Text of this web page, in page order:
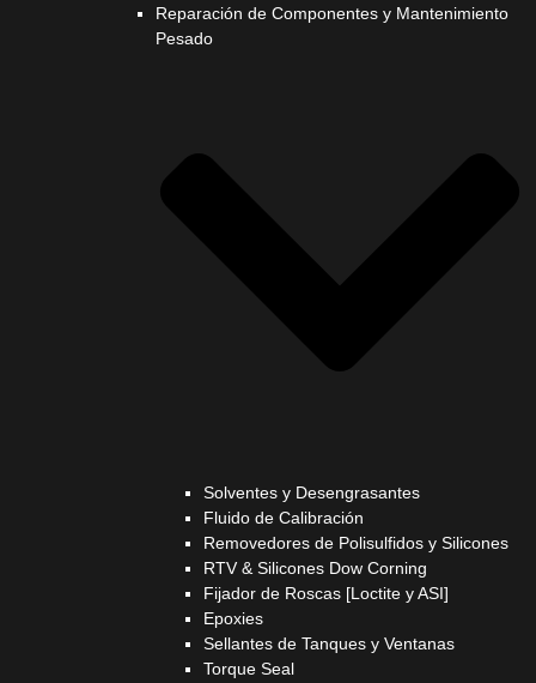
Reparación de Componentes y Mantenimiento
Pesado
Solventes y Desengrasantes
Fluido de Calibración
Removedores de Polisulfidos y Silicones
RTV & Silicones Dow Corning
Fijador de Roscas [Loctite y ASI]
Epoxies
Sellantes de Tanques y Ventanas
Torque Seal